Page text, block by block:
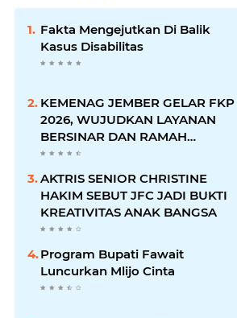
Fakta Mengejutkan Di Balik
Kasus Disabilitas
KEMENAG JEMBER GELAR FKP
2026, WUJUDKAN LAYANAN
BERSINAR DAN RAMAH
DISABILITAS
AKTRIS SENIOR CHRISTINE
HAKIM SEBUT JFC JADI BUKTI
KREATIVITAS ANAK BANGSA
Program Bupati Fawait
Luncurkan Mlijo Cinta